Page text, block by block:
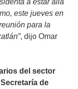
a estar allá
este jueves en
para la
, dijo Omar
del sector
de